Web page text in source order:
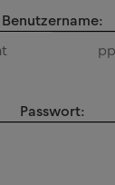
Benutzername:
Passwort: